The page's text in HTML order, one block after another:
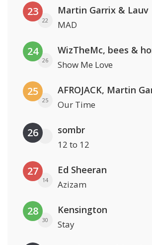
23
22
Martin Garrix & Lauv
MAD
24
26
WizTheMc, bees &
Show Me Love
25
25 Our Time
26 sombr
12 to 12
27
14
Ed Sheeran
Azizam
28
30
Kensington
Stay